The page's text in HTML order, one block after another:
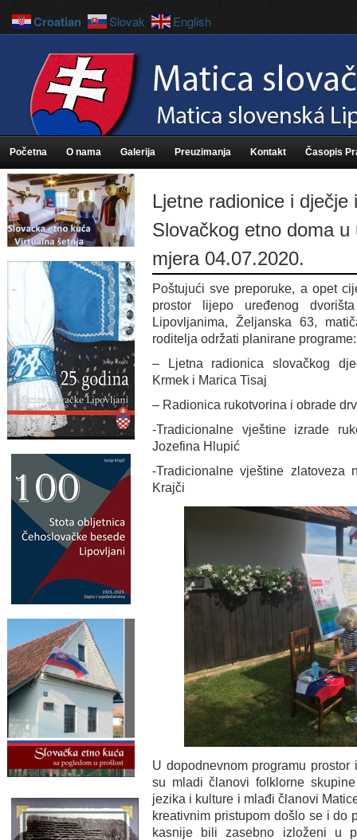
Početna O nama Galerija Preuzimanja Kontakt Časopis
Ljetne radionice i dječje
Slovačkog etno doma
mjera 04.07.2020.
Poštujući sve preporuke, a opet
prostor lijepo uređenog
Lipovljanima, Željanska 63,
roditelja održati planirane programe:
– Ljetna radionica slovačkog
Krmek i Marica Tisaj
– Radionica rukotvorina i obrade
-Tradicionalne vještine izrade
Jozefina Hlupić
-Tradicionalne vještine zlatoveza
Krajči
U dopodnevnom programu
su mladi članovi folklorne
jezika i kulture i mlađi članovi
kreativnim pristupom došlo se i do
kasnije bili zasebno izloženi u
Croatian Slovak English